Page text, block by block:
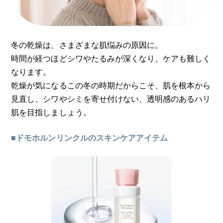
冬の乾燥は、さまざまな肌悩みの原因に。
時間が経つほどシワやたるみが深くなり、ケアも難しく
なります。
乾燥が気になるこの冬の時期だからこそ、肌を根本から
見直し、シワやシミを寄せ付けない、透明感のあるハリ
肌を目指しましょう。
■ドモホルンリンクルのスキンケアアイテム